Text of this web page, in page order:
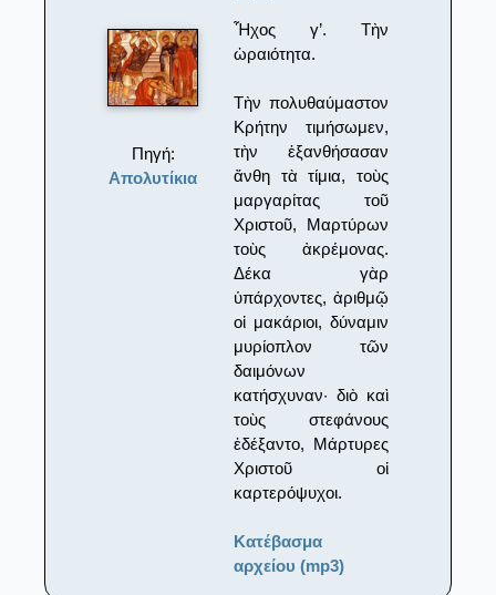
Πηγή:
Απολυτίκια
Ἦχος γ’. Τὴν
ὡραιότητα.
Τὴν πολυθαύμαστον
Κρήτην τιμήσωμεν,
τὴν ἐξανθήσασαν
ἄνθη τὰ τίμια, τοὺς
μαργαρίτας τοῦ
Χριστοῦ, Μαρτύρων
τοὺς ἀκρέμονας.
Δέκα γὰρ
ὑπάρχοντες, ἀριθμῷ
οἱ μακάριοι, δύναμιν
μυρίοπλον τῶν
δαιμόνων
κατήσχυναν· διὸ καὶ
τοὺς στεφάνους
ἐδέξαντο, Μάρτυρες
Χριστοῦ οἱ
καρτερόψυχοι.
Κατέβασμα
αρχείου (mp3)